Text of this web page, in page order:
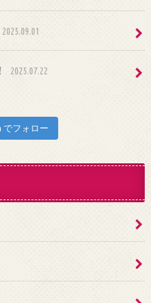
2025.09.01
2025.07.22
でフォロー